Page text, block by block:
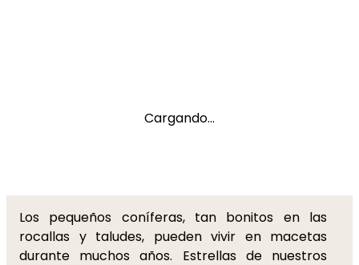
Cargando...
Los pequeños coníferas, tan bonitos en las
rocallas y taludes, pueden vivir en macetas
durante muchos años. Estrellas de nuestros